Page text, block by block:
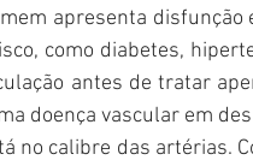
apresenta
como diabetes,
antes de tratar
doença vascular em
no calibre das artérias.